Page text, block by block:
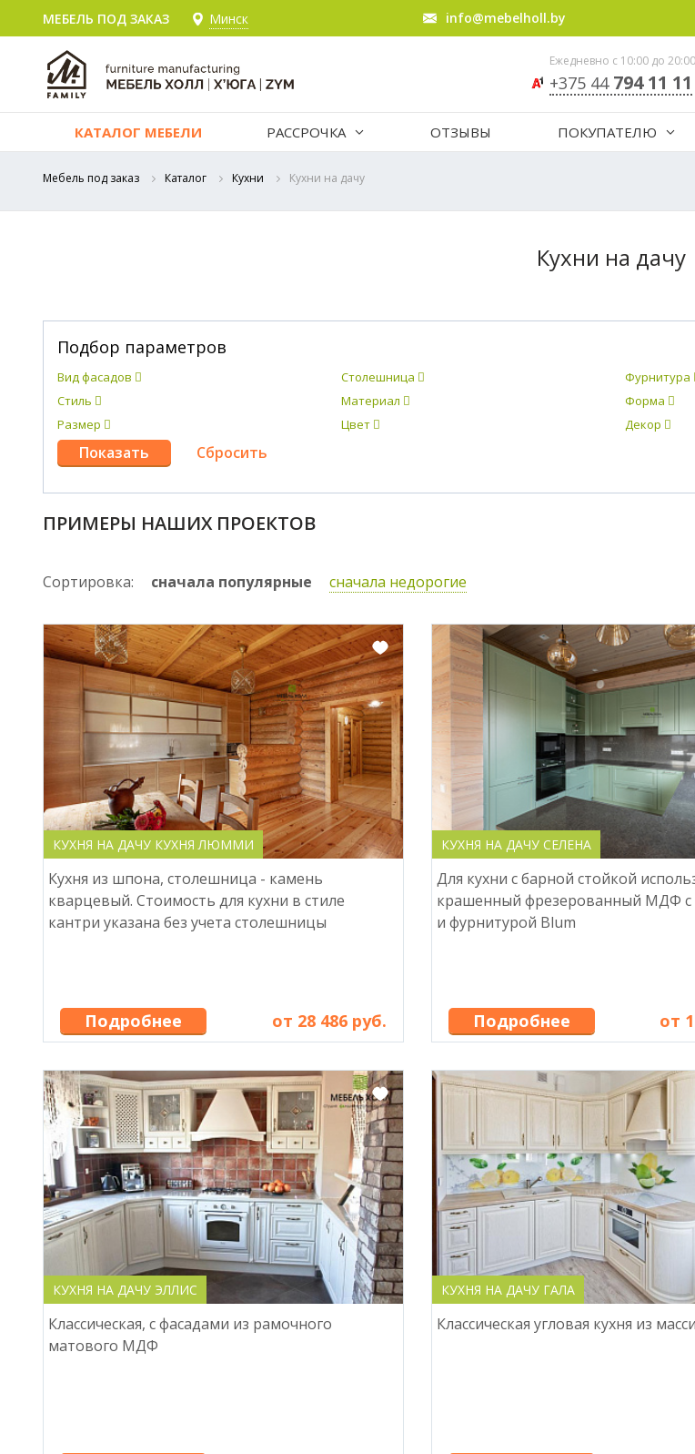
МЕБЕЛЬ ПОД ЗАКАЗ Минск info@mebelholl.by
Ежедневно с 10:00 до 20:00
+375 44 794 11 11
КАТАЛОГ МЕБЕЛИ РАССРОЧКА ОТЗЫВЫ ПОКУПАТЕЛЮ
Мебель под заказ Каталог Кухни Кухни на дачу
Кухни на дачу
Подбор параметров
Вид фасадов Столешница Фурнитура
Стиль
Материал Форма
Размер
Цвет Декор
ПРИМЕРЫ НАШИХ ПРОЕКТОВ
Сортировка: сначала популярные сначала недорогие
КУХНЯ НА ДАЧУ КУХНЯ ЛЮММИ
Кухня из шпона, столешница - камень
кварцевый. Стоимость для кухни в стиле
кантри указана без учета столешницы
Подробнее от 28 486 руб.
КУХНЯ НА ДАЧУ СЕЛЕНА
Для кухни с барной стойкой
крашенный фрезерованный МДФ с
и фурнитурой Blum
Подробнее от
КУХНЯ НА ДАЧУ ЭЛЛИС
Классическая, с фасадами из рамочного
матового МДФ
КУХНЯ НА ДАЧУ ГАЛА
Классическая угловая кухня из